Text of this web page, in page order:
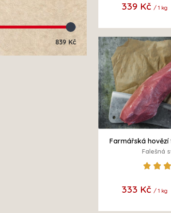
839 Kč
339 Kč/ 1 kg
Farmářská
Falešná
333 Kč/ 1 kg